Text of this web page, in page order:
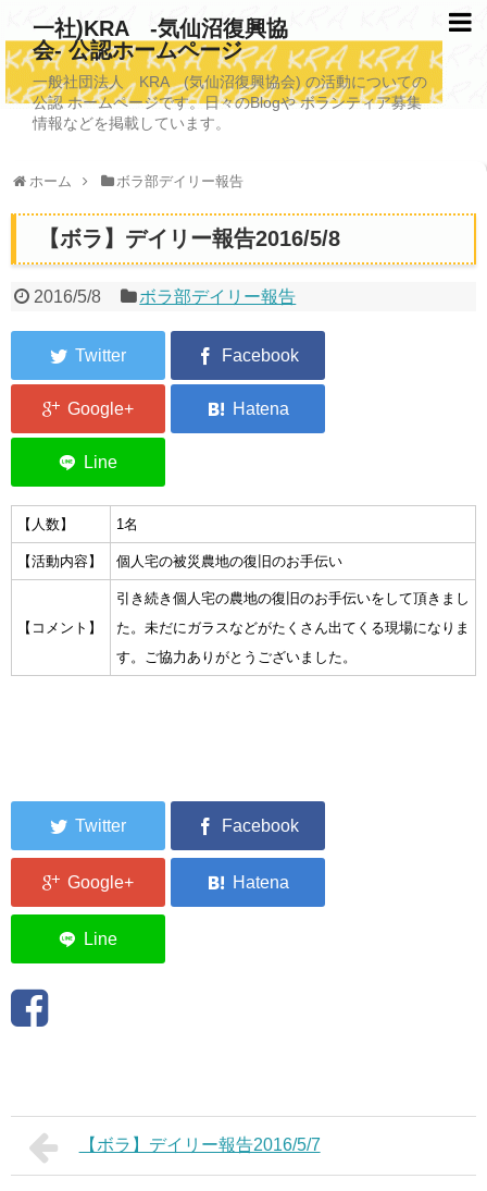
一社)KRA -気仙沼復興協
会- 公認ホームページ
一般社団法人 KRA (気仙沼復興協会) の活動についての
公認 ホームページです。日々のBlogや ボランティア募集
情報などを掲載しています。
ホーム ボラ部デイリー報告
【ボラ】デイリー報告2016/5/8
2016/5/8 ボラ部デイリー報告
【人数】 1名
【活動内容】 個人宅の被災農地の復旧のお手伝い
【コメント】
引き続き個人宅の農地の復旧のお手伝いをして頂きまし
た。未だにガラスなどがたくさん出てくる現場になりま
す。ご協力ありがとうございました。
【ボラ】デイリー報告2016/5/7
TOPページ
KRAについて
写真救済事業
福祉事業
埋蔵発掘/資料整備事業
2026年3月11日捜索活動ボランティア募集 NEW
集中捜索活動の記録
ボランティア募集要項
ボランティアさん集合写真館
被災者支援活動【休止中】
編みっ娘たち紹介
リンク
お問い合わせ